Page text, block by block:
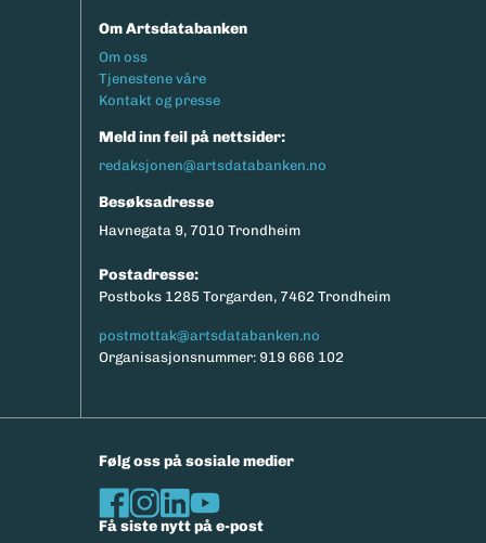
Om Artsdatabanken
Footermeny
Om oss
Tjenestene våre
Kontakt og presse
Meld inn feil på nettsider:
redaksjonen@artsdatabanken.no
Besøksadresse
Havnegata 9, 7010 Trondheim
Postadresse:
Postboks 1285 Torgarden, 7462 Trondheim
postmottak@artsdatabanken.no
Organisasjonsnummer: 919 666 102
Følg oss på sosiale medier
Få siste nytt på e-post